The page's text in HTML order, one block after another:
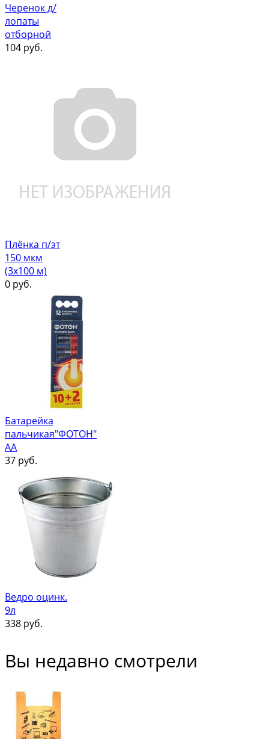
Черенок д/
лопаты
отборной
104 руб.
Плёнка п/эт
150 мкм
(3х100 м)
0 руб.
Батарейка
пальчикая"ФОТОН"
АА
37 руб.
Ведро оцинк.
9л
338 руб.
Вы недавно смотрели